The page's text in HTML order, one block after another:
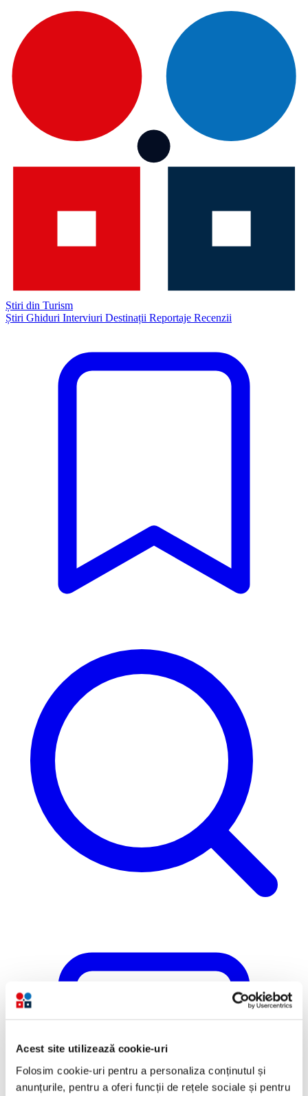
Acest site utilizează cookie-uri
Folosim cookie-uri pentru a personaliza conținutul și
anunțurile, pentru a oferi funcții de rețele sociale și pentru
Știri din Turism
Știri Ghiduri Interviuri Destinații Reportaje Recenzii